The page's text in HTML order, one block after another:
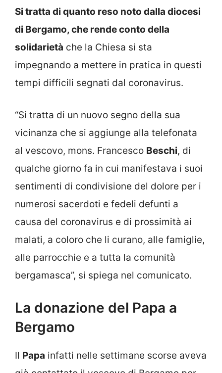
Si tratta di quanto reso noto dalla diocesi
di Bergamo, che rende conto della
solidarietà che la Chiesa si sta
impegnando a mettere in pratica in questi
tempi difficili segnati dal coronavirus.
“Si tratta di un nuovo segno della sua
vicinanza che si aggiunge alla telefonata
al vescovo, mons. Francesco Beschi, di
qualche giorno fa in cui manifestava i suoi
sentimenti di condivisione del dolore per i
numerosi sacerdoti e fedeli defunti a
causa del coronavirus e di prossimità ai
malati, a coloro che li curano, alle famiglie,
alle parrocchie e a tutta la comunità
bergamasca”, si spiega nel comunicato.
La donazione del Papa a
Bergamo
Il Papa infatti nelle settimane scorse aveva